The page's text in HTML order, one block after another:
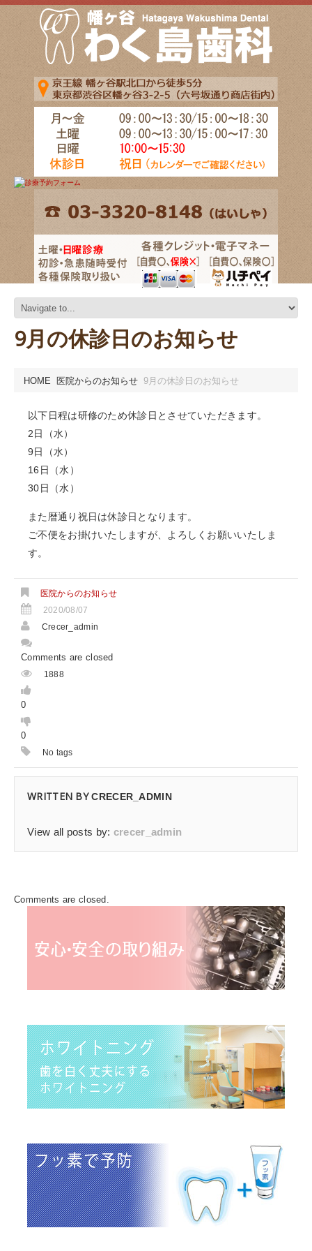
9月の休診日のお知らせ
HOME 医院からのお知らせ 9月の休診日のお知らせ
以下日程は研修のため休診日とさせていただきます。
2日（水）
9日（水）
16日（水）
30日（水）
また暦通り祝日は休診日となります。
ご不便をお掛けいたしますが、よろしくお願いいたしま
す。
医院からのお知らせ
2020/08/07
Crecer_admin
Comments are closed
1888
0
0
No tags
WRITTEN BYCRECER_ADMIN
View all posts by: crecer_admin
Comments are closed.